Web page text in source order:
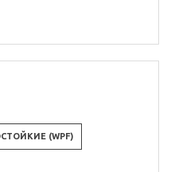
(WPF)